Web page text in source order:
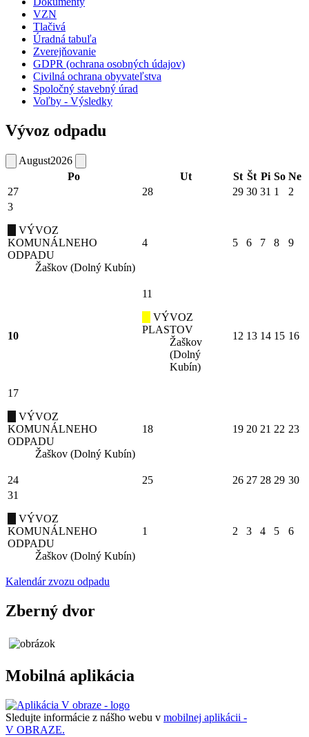
VZN
Tlačivá
Úradná tabuľa
Zverejňovanie
GDPR (ochrana osobných údajov)
Civilná ochrana obyvateľstva
Spoločný stavebný úrad
Voľby - Výsledky
Vývoz odpadu
August2026
Po
Ut St Št Pi So Ne
27
28 29 30 31 1
2
3
VÝVOZ
KOMUNÁLNEHO
ODPADU
Žaškov (Dolný Kubín)
4 5 6 7 8 9
10
11
VÝVOZ
PLASTOV
Žaškov
(Dolný
Kubín)
12 13 14 15 16
17
VÝVOZ
KOMUNÁLNEHO
ODPADU
Žaškov (Dolný Kubín)
18 19 20 21 22 23
24 25 26 27 28 29 30
31
VÝVOZ
KOMUNÁLNEHO
ODPADU
Žaškov (Dolný Kubín)
1 2 3 4 5 6
Kalendár zvozu odpadu
Zberný dvor
Mobilná aplikácia
Sledujte informácie z nášho webu v mobilnej aplikácii -
V OBRAZE.